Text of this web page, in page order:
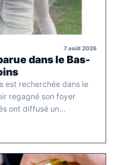
7 août 2026
dans le Bas-
est recherchée dans le
regagné son foyer
ont diffusé un…